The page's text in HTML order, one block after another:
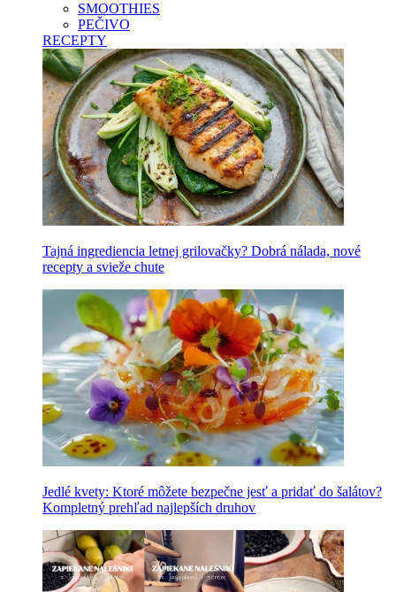
SMOOTHIES
PEČIVO
RECEPTY
Tajná ingrediencia letnej grilovačky? Dobrá nálada, nové
recepty a svieže chute
Jedlé kvety: Ktoré môžete bezpečne jesť a pridať do šalátov?
Kompletný prehľad najlepších druhov